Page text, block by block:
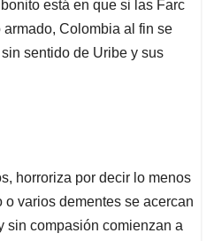
está en que si las Farc
Colombia al fin se
sentido de Uribe y sus
horroriza por decir lo menos
o varios dementes se acercan
sin compasión comienzan a